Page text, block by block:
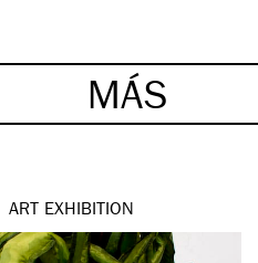
MÁS
ART EXHIBITION